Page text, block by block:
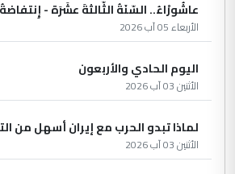
عاشُورْاءُ.. السّنَةُ الثّالثةَ عشَرَة -
الأربعاء 05 آب 2026
اليوم الحادي والأربعون
الأثنين 03 آب 2026
لماذا تبدو الحرب مع إيران أسهل من
الأثنين 03 آب 2026